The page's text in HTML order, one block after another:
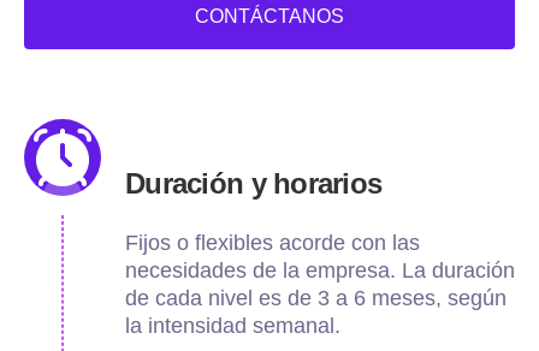
CONTÁCTANOS
Duración y horarios
Fijos o flexibles acorde con las
necesidades de la empresa. La duración
de cada nivel es de 3 a 6 meses, según
la intensidad semanal.